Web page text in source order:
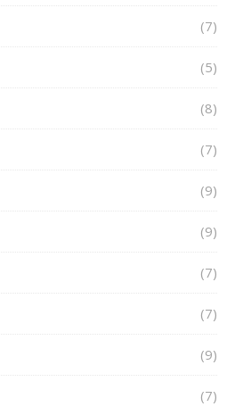
(7)
(5)
(8)
(7)
(9)
(9)
(7)
(7)
(9)
(7)